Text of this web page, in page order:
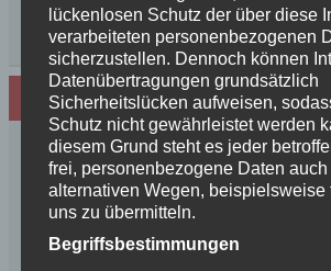
Neues von den Turmschurken
Frohe Weihnachten 2025
Schurkenfamilien und Freunden
Herzlichen Glückwunsch zum 4.
News++News++News++Unsere
lückenlosen Schutz der über diese
verarbeiteten personenbezogenen
sicherzustellen. Dennoch können
Datenübertragungen grundsätzlich
Sicherheitslücken aufweisen,
Schutz nicht gewährleistet werden
diesem Grund steht es jeder
frei, personenbezogene Daten auch
alternativen Wegen, beispielsweise
uns zu übermitteln.
Begriffsbestimmungen